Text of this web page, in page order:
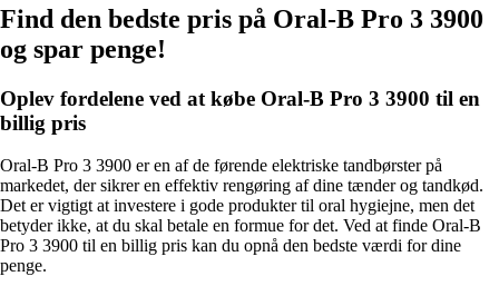
Find den bedste pris på Oral-B Pro 3 3900
og spar penge!
Oplev fordelene ved at købe Oral-B Pro 3 3900 til en
billig pris
Oral-B Pro 3 3900 er en af de førende elektriske tandbørster på
markedet, der sikrer en effektiv rengøring af dine tænder og tandkød.
Det er vigtigt at investere i gode produkter til oral hygiejne, men det
betyder ikke, at du skal betale en formue for det. Ved at finde Oral-B
Pro 3 3900 til en billig pris kan du opnå den bedste værdi for dine
penge.